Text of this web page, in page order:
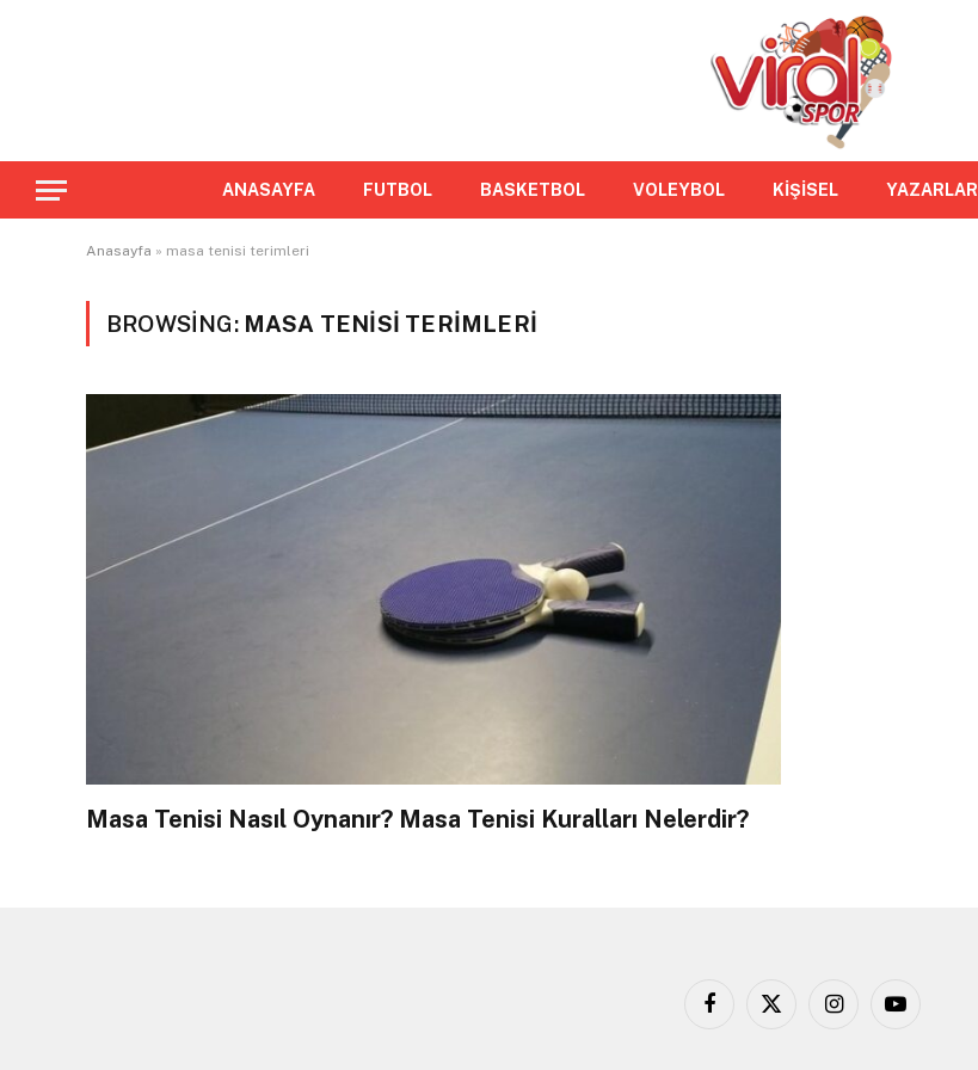
ANASAYFA FUTBOL BASKETBOL VOLEYBOL KİŞİSEL YAZARLAR
Anasayfa » masa tenisi terimleri
BROWSING: MASA TENISI TERIMLERI
Masa Tenisi Nasıl Oynanır? Masa Tenisi Kuralları Nelerdir?
Facebook
X
InstagramYouTube